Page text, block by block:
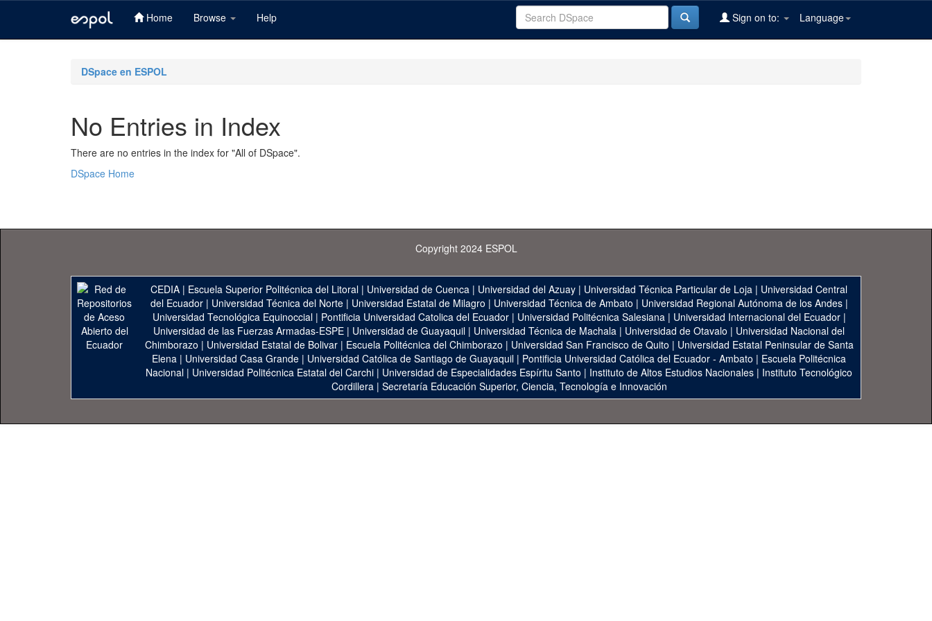
Home Browse Help Language
Sign on to:
DSpace en ESPOL
No Entries in Index
There are no entries in the index for "All of DSpace".
DSpace Home
Copyright 2024 ESPOL
CEDIA | Escuela Superior Politécnica del Litoral | Universidad de Cuenca | Universidad del Azuay | Universidad Técnica Particular de Loja | Universidad Central
del Ecuador| Universidad Técnica del Norte| Universidad Estatal de Milagro | Universidad Técnica de Ambato | Universidad Regional Autónoma de los Andes|
Universidad Tecnológica Equinoccial| Pontificia Universidad Catolica del Ecuador| Universidad Politécnica Salesiana| Universidad Internacional del Ecuador|
Universidad de las Fuerzas Armadas-ESPE | Universidad de Guayaquil | Universidad Técnica de Machala | Universidad de Otavalo | Universidad Nacional del
Chimborazo | Universidad Estatal de Bolivar| Escuela Politécnica del Chimborazo | Universidad San Francisco de Quito | Universidad Estatal Peninsular de Santa
Elena | Universidad Casa Grande | Universidad Católica de Santiago de Guayaquil | Pontificia Universidad Católica del Ecuador - Ambato | Escuela Politécnica
Nacional | Universidad Politécnica Estatal del Carchi | Universidad de Especialidades Espíritu Santo | Instituto de Altos Estudios Nacionales | Instituto Tecnológico
Cordillera| Secretaría Educación Superior, Ciencia, Tecnología e Innovación